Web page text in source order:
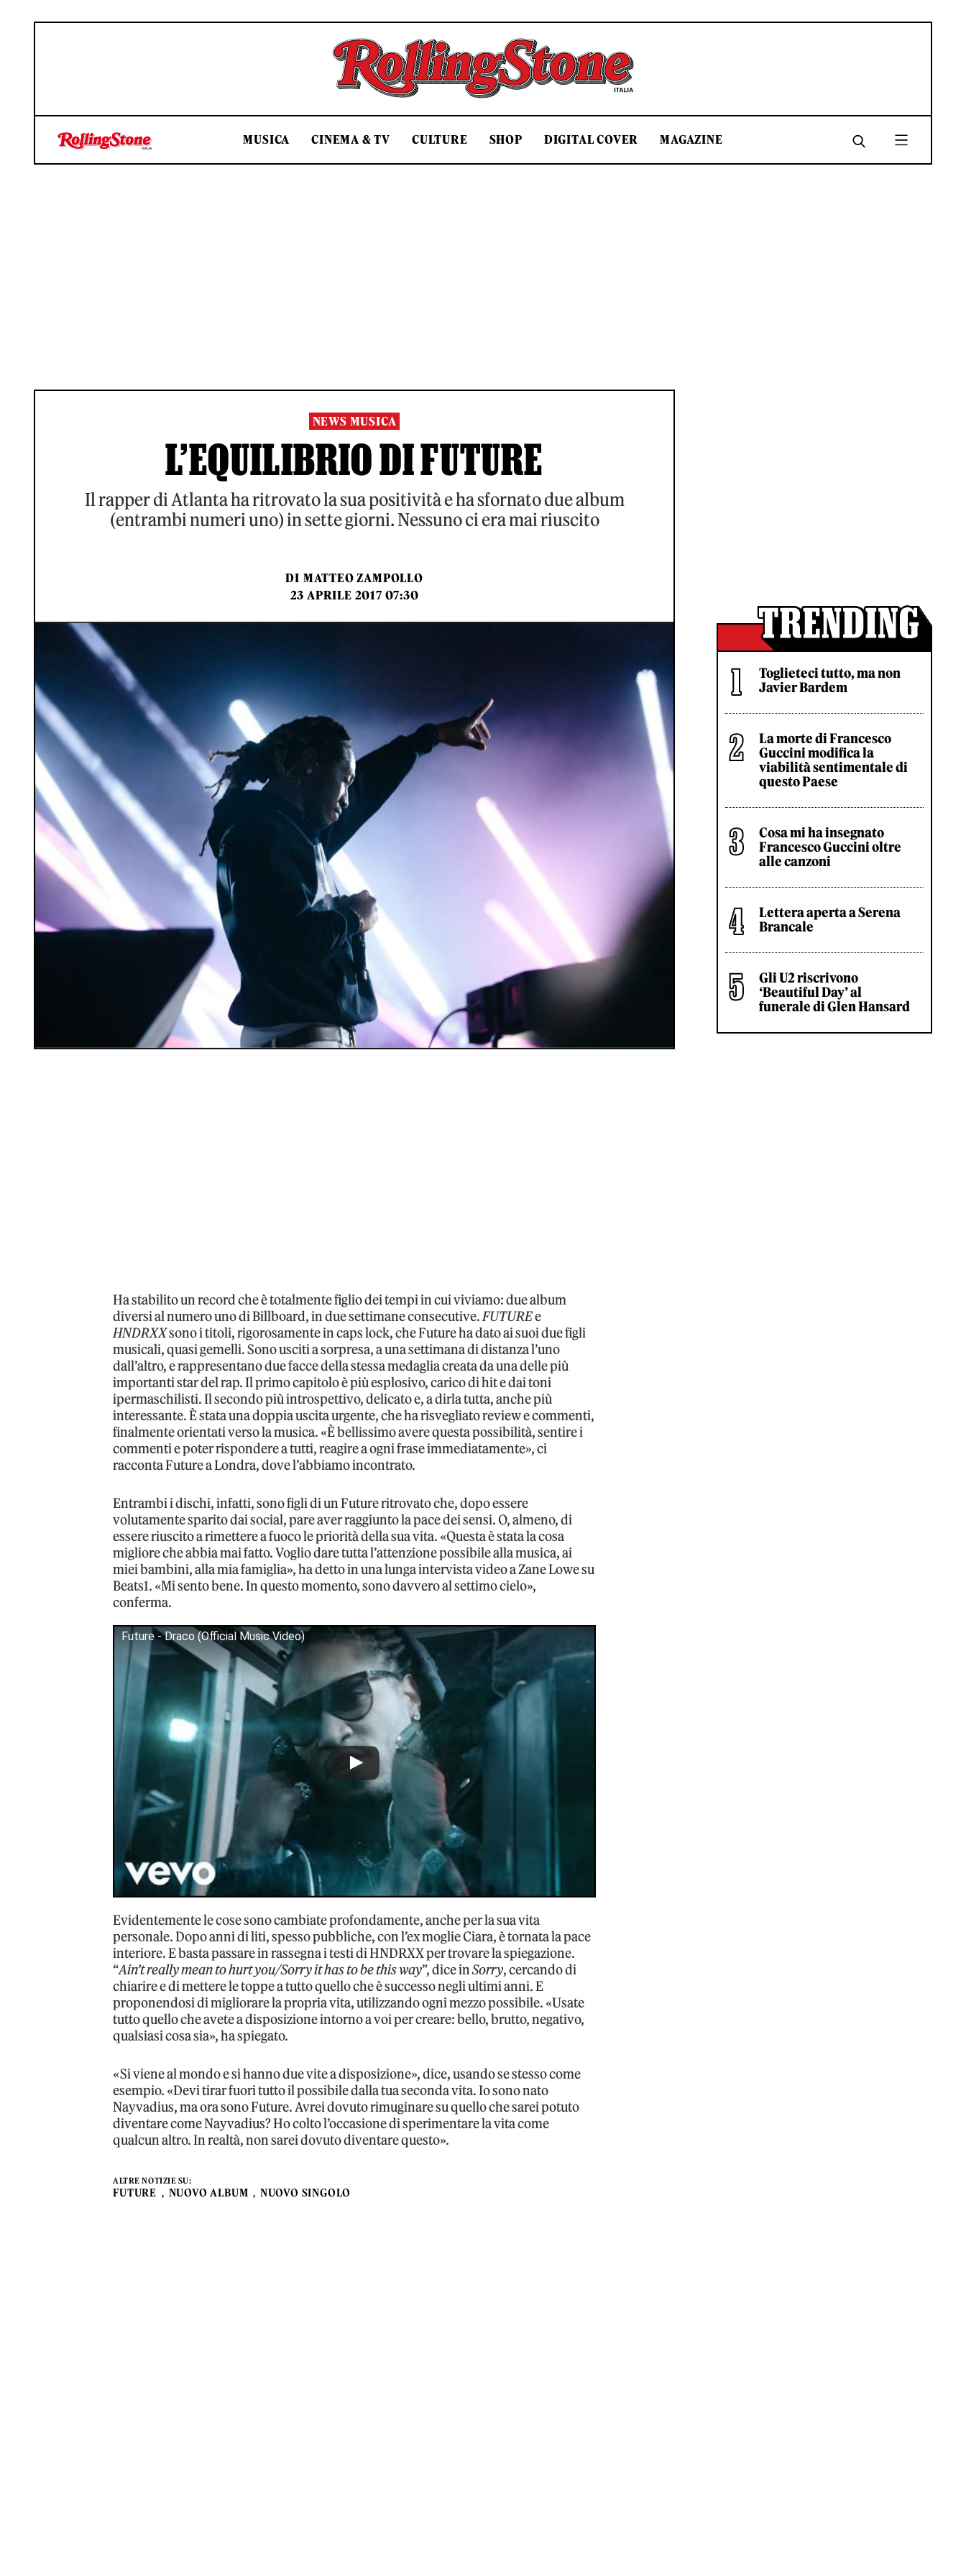
Rolling Stone Italia
MUSICA CINEMA & TV CULTURE SHOP DIGITAL COVER MAGAZINE
NEWS MUSICA
L’EQUILIBRIO DI FUTURE
Il rapper di Atlanta ha ritrovato la sua positività e ha sfornato due album
(entrambi numeri uno) in sette giorni. Nessuno ci era mai riuscito
DI MATTEO ZAMPOLLO
23 APRILE 2017 07:30
Ha stabilito un record che è totalmente figlio dei tempi in cui viviamo: due album
diversi al numero uno di Billboard, in due settimane consecutive.FUTUREe
HNDRXXsono i titoli, rigorosamente in caps lock, che Future ha dato ai suoi due figli
musicali, quasi gemelli. Sono usciti a sorpresa, a una settimana di distanza l’uno
dall’altro, e rappresentano due facce della stessa medaglia creata da una delle più
importanti star del rap. Il primo capitolo è più esplosivo, carico di hit e dai toni
ipermaschilisti. Il secondo più introspettivo, delicato e, a dirla tutta, anche più
interessante. È stata una doppia uscita urgente, che ha risvegliato review e commenti,
finalmente orientati verso la musica. «È bellissimo avere questa possibilità, sentire i
commenti e poter rispondere a tutti, reagire a ogni frase immediatamente», ci
racconta Future a Londra, dove l’abbiamo incontrato.
Entrambi i dischi, infatti, sono figli di un Future ritrovato che, dopo essere
volutamente sparito dai social, pare aver raggiunto la pace dei sensi. O, almeno, di
essere riuscito a rimettere a fuoco le priorità della sua vita. «Questa è stata la cosa
migliore che abbia mai fatto. Voglio dare tutta l’attenzione possibile alla musica, ai
miei bambini, alla mia famiglia», ha detto in una lunga intervista video a Zane Lowe su
Beats1. «Mi sento bene. In questo momento, sono davvero al settimo cielo»,
conferma.
Future - Draco (Official Music Video)
Evidentemente le cose sono cambiate profondamente, anche per la sua vita
personale. Dopo anni di liti, spesso pubbliche, con l’ex moglie Ciara, è tornata la pace
interiore. E basta passare in rassegna i testi di HNDRXX per trovare la spiegazione.
“Ain’t really mean to hurt you/Sorry it has to be this way”, dice inSorry, cercando di
chiarire e di mettere le toppe a tutto quello che è successo negli ultimi anni. E
proponendosi di migliorare la propria vita, utilizzando ogni mezzo possibile. «Usate
tutto quello che avete a disposizione intorno a voi per creare: bello, brutto, negativo,
qualsiasi cosa sia», ha spiegato.
«Si viene al mondo e si hanno due vite a disposizione», dice, usando se stesso come
esempio. «Devi tirar fuori tutto il possibile dalla tua seconda vita. Io sono nato
Nayvadius, ma ora sono Future. Avrei dovuto rimuginare su quello che sarei potuto
diventare come Nayvadius? Ho colto l’occasione di sperimentare la vita come
qualcun altro. In realtà, non sarei dovuto diventare questo».
ALTRE NOTIZIE SU:
FUTURE NUOVO ALBUM NUOVO SINGOLO
Toglieteci tutto, ma non
Javier Bardem
La morte di Francesco
Guccini modifica la
viabilità sentimentale di
questo Paese
Cosa mi ha insegnato
Francesco Guccini oltre
alle canzoni
Lettera aperta a Serena
Brancale
Gli U2 riscrivono
‘Beautiful Day’ al
funerale di Glen Hansard